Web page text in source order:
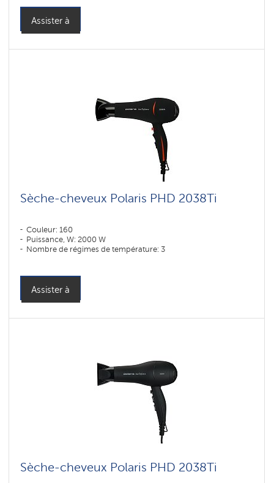
Assister à
Sèche-cheveux Polaris PHD 2038Ti
Couleur: 160
Puissance, W: 2000 W
Nombre de régimes de température: 3
Assister à
Sèche-cheveux Polaris PHD 2038Ti